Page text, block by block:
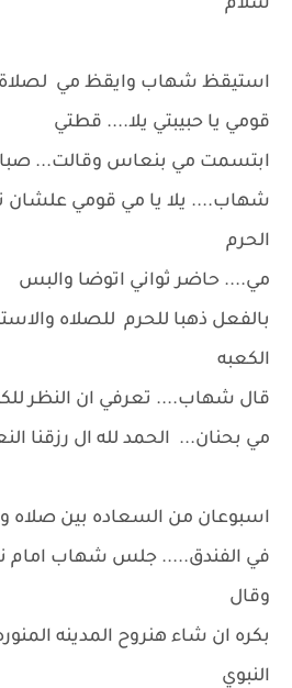
سلام
استيقظ شهاب وايقظ مي لصلاة
قومي يا حبيبتي يلا.... قطتي
ابتسمت مي بنعاس وقالت...
شهاب.... يلا يا مي قومي علشان
الحرم
مي.... حاضر ثواني اتوضا والبس
بالفعل ذهبا للحرم للصلاه
الكعبه
قال شهاب.... تعرفي ان النظر
مي بحنان... الحمد لله ال رزقنا
اسبوعان من السعاده بين صلاه
في الفندق..... جلس شهاب امام
وقال
بكره ان شاء هنروح المدينه
النبوي